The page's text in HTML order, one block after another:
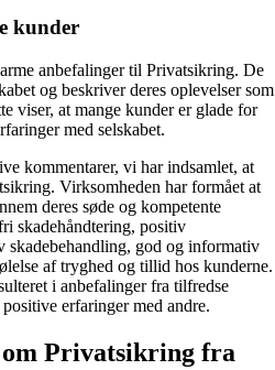
kunder
anbefalinger til Privatsikring. De
og beskriver deres oplevelser som
viser, at mange kunder er glade for
med selskabet.
kommentarer, vi har indsamlet, at
Virksomheden har formået at
deres søde og kompetente
skadehåndtering, positiv
skadebehandling, god og informativ
af tryghed og tillid hos kunderne.
i anbefalinger fra tilfredse
erfaringer med andre.
Privatsikring fra